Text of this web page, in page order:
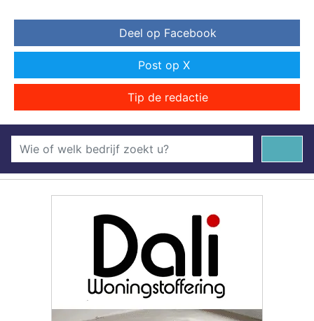
Deel op Facebook
Post op X
Tip de redactie